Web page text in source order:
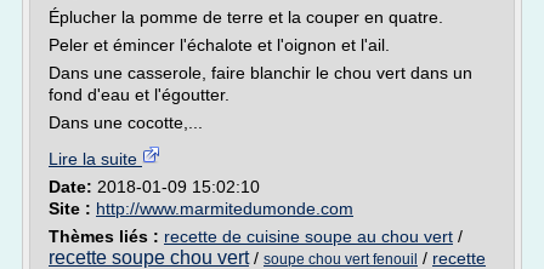
Éplucher la pomme de terre et la couper en quatre.
Peler et émincer l'échalote et l'oignon et l'ail.
Dans une casserole, faire blanchir le chou vert dans un
fond d'eau et l'égoutter.
Dans une cocotte,...
Lire la suite
Date: 2018-01-09 15:02:10
Site : http://www.marmitedumonde.com
Thèmes liés : recette de cuisine soupe au chou vert /
recette soupe chou vert/ soupe chou vert fenouil / recette